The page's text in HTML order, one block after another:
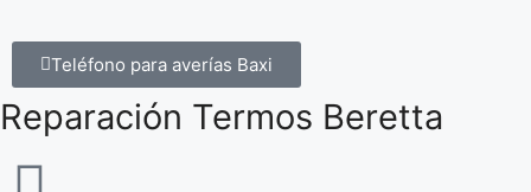
Teléfono para averías Baxi
Reparación Termos Beretta